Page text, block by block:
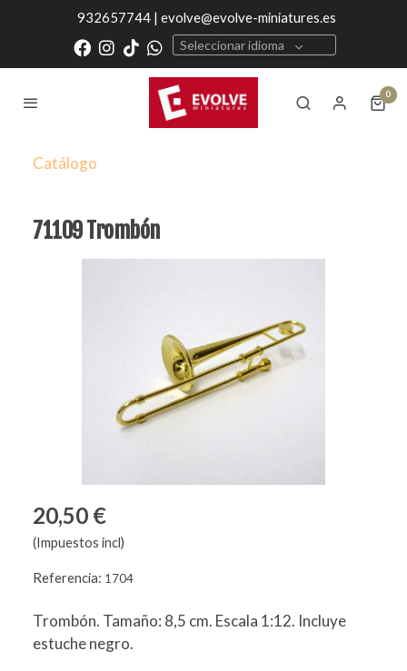
932657744 | evolve@evolve-miniatures.es
Seleccionar idioma
0
Catálogo
71109 Trombón
20,50 €
(Impuestos incl)
Referencia: 1704
Trombón. Tamaño: 8,5 cm. Escala 1:12. Incluye
estuche negro.